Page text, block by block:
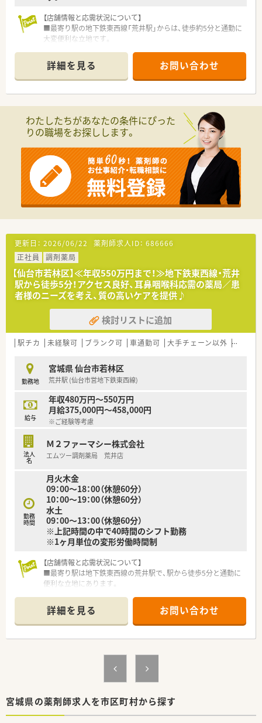
■稼働日×8時間で月160時間から170時間程度の勤務となり、
在宅のスケジュールに合わせて柔軟に調整します。
■施設在宅への対応があるため、自動車の運転業務が必須となっ
ており、マイカーでの通勤や駐車場の利用も可能です。
【店舗情報と応需状況について】
■最寄り駅の地下鉄東西線「荒井駅」からは、徒歩約5分と通勤に
大変便利な立地です。
の処方箋を受け付けています。
■薬剤師は常勤4名、事務員3名が在籍しており、常時2名から3名
体制で業務を行っています。
■今回は今後の体制強化を見据えた欠員補充が目的で、即戦力と
してご活躍いただける方を募集します。
■患者様や医師と良好な関係を築けるような、コミュニケーショ
■報告・連絡・相談を徹底し、寄せられた問い合わせには迅速かつ
誠実に対応できる方を歓迎します。
【法人特徴について】
■宮城県と岩手県で地域密着型の調剤薬局を8店舗展開し、地域
医療の発展に貢献しています。
■訪問看護ステーションや居宅介護支援事業所も運営し、多角的
■今後2～3年で15店舗への拡大を計画しており、成長を続ける
企業で働くことができます。
詳細を見る お問い合わせ
わたしたちがあなたの条件にぴった
りの職場をお探しします。
更新日： 2026/06/22 薬剤師求人ID： 686666
正社員
調剤薬局
【仙台市若林区】≪年収550万円まで！≫地下鉄東西線・荒井
駅から徒歩5分！アクセス良好、耳鼻咽喉科応需の薬局／患
者様のニーズを考え、質の高いケアを提供♪
検討リストに追加
駅チカ 未経験可 ブランク可 車通勤可 大手チェーン以外 ~18時
勤務地
宮城県 仙台市若林区
荒井駅 (仙台市営地下鉄東西線)
給与
年収480万円～550万円
月給375,000円～458,000円
※ご経験等考慮
法人
名
Ｍ２ファーマシー株式会社
エムツー調剤薬局 荒井店
勤務
時間
月火木金
09：00～18：00（休憩60分）
10：00～19：00（休憩60分）
水土
09：00～13：00（休憩60分）
※上記時間の中で40時間のシフト勤務
※1ヶ月単位の変形労働時間制
【店舗情報と応需状況について】
■最寄り駅は地下鉄東西線の荒井駅で、駅から徒歩5分と通勤に
便利な立地にあります。
っております。
■薬剤師は常勤4名、事務員は3名が在籍し、常時2～3名体制で業
務にあたっています。
■宮城県内に6店舗、岩手県に2店舗の調剤薬局を地域密着型で
展開している企業です。
■社内に多職種が在籍しているため、在宅医療においてスムーズ
詳細を見る お問い合わせ
宮城県の薬剤師求人を市区町村から探す